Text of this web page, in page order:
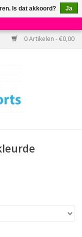
×
0 Artikelen - €0,00
Is dat akkoord?
Ja